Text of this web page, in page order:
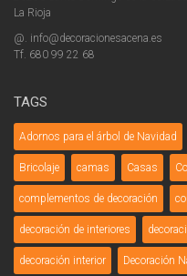
La Rioja
@. info@decoracionesacena.es
Tf. 680 99 22 68
TAGS
Adornos para el árbol de Navidad
Bricolaje camas Casas
complementos de decoración
decoración de interiores
decoración interior Decoración